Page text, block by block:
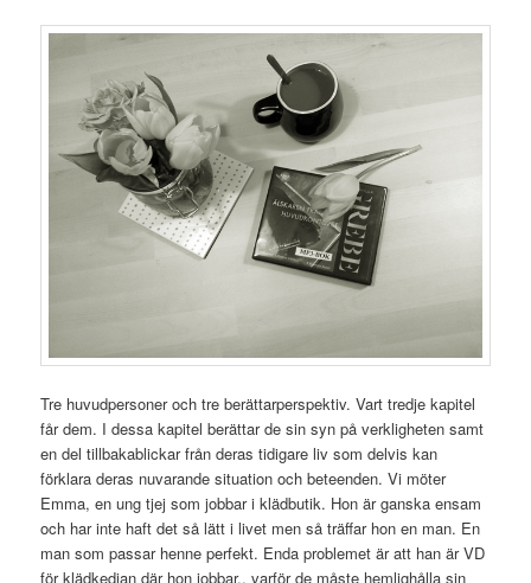
Tre huvudpersoner och tre berättarperspektiv. Vart tredje kapitel
får dem. I dessa kapitel berättar de sin syn på verkligheten samt
en del tillbakablickar från deras tidigare liv som delvis kan
förklara deras nuvarande situation och beteenden. Vi möter
Emma, en ung tjej som jobbar i klädbutik. Hon är ganska ensam
och har inte haft det så lätt i livet men så träffar hon en man. En
man som passar henne perfekt. Enda problemet är att han är VD
för klädkedjan där hon jobbar.. varför de måste hemlighålla sin